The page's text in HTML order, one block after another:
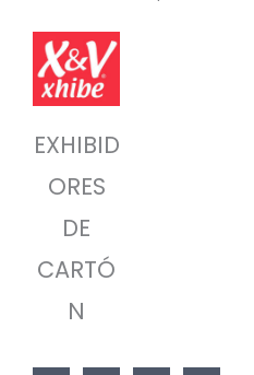
EXHIBID
ORES
DE
CARTÓ
N